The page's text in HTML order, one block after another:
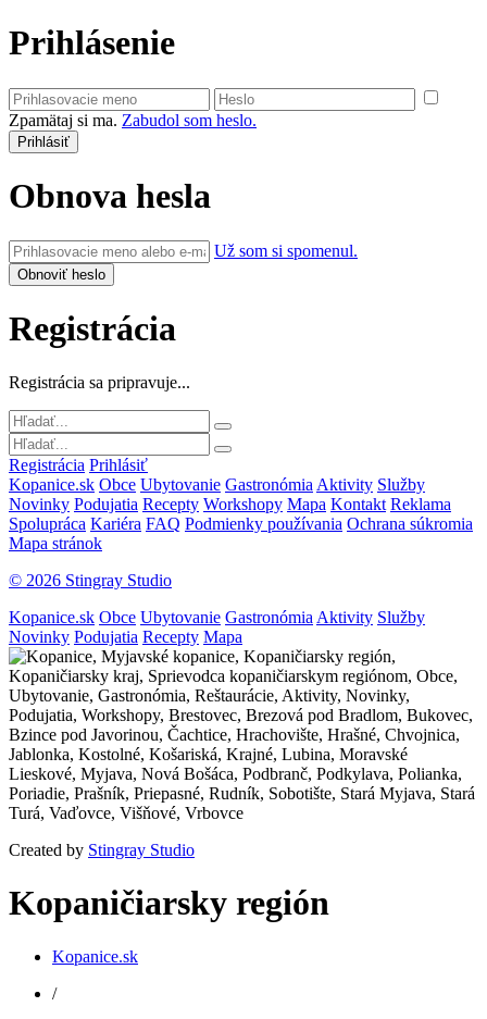
Prihlásenie
Zpamätaj si ma. Zabudol som heslo.
Obnova hesla
Už som si spomenul.
Registrácia
Registrácia sa pripravuje...
Registrácia Prihlásiť
Kopanice.sk Obce Ubytovanie Gastronómia Aktivity Služby
Novinky Podujatia Recepty Workshopy Mapa Kontakt Reklama
Spolupráca Kariéra FAQ Podmienky používania Ochrana súkromia
Mapa stránok
© 2026 Stingray Studio
Kopanice.sk Obce Ubytovanie Gastronómia Aktivity Služby
Novinky Podujatia Recepty Mapa
Created by Stingray Studio
Kopaničiarsky región
Kopanice.sk
/